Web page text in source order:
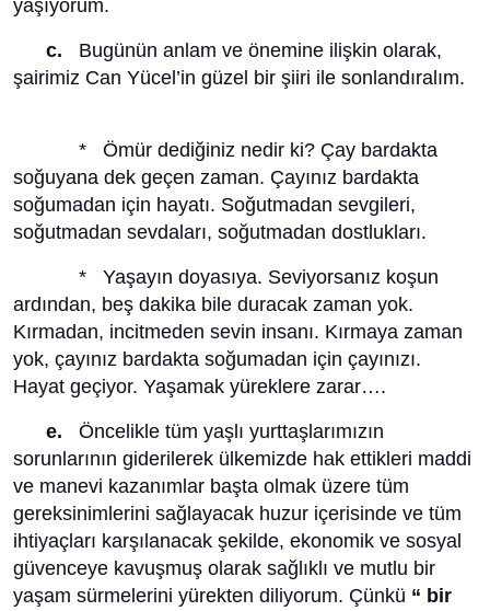
yaşıyorum.
c. Bugünün anlam ve önemine ilişkin olarak,
şairimiz Can Yücel’in güzel bir şiiri ile sonlandıralım.
* Ömür dediğiniz nedir ki? Çay bardakta
soğuyana dek geçen zaman. Çayınız bardakta
soğumadan için hayatı. Soğutmadan sevgileri,
soğutmadan sevdaları, soğutmadan dostlukları.
* Yaşayın doyasıya. Seviyorsanız koşun
ardından, beş dakika bile duracak zaman yok.
Kırmadan, incitmeden sevin insanı. Kırmaya zaman
yok, çayınız bardakta soğumadan için çayınızı.
Hayat geçiyor. Yaşamak yüreklere zarar….
e. Öncelikle tüm yaşlı yurttaşlarımızın
sorunlarının giderilerek ülkemizde hak ettikleri maddi
ve manevi kazanımlar başta olmak üzere tüm
gereksinimlerini sağlayacak huzur içerisinde ve tüm
ihtiyaçları karşılanacak şekilde, ekonomik ve sosyal
güvenceye kavuşmuş olarak sağlıklı ve mutlu bir
yaşam sürmelerini yürekten diliyorum. Çünkü “ bir